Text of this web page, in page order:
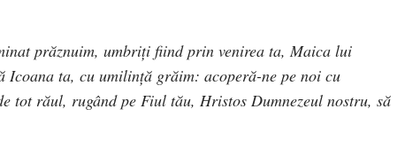
prăznuim, umbriţi fiind prin venirea ta, Maica lui
Icoana ta, cu umilinţă grăim: acoperă-ne pe noi cu
tot răul, rugând pe Fiul tău, Hristos Dumnezeul nostru, să